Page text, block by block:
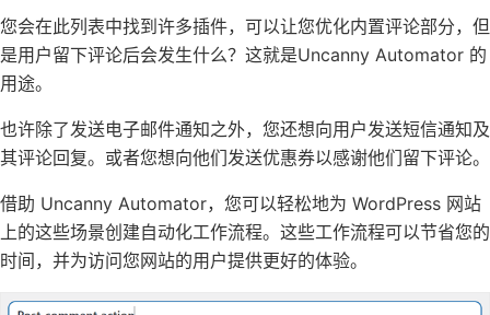
您会在此列表中找到许多插件，可以让您优化内置评论部分，但
是用户留下评论后会发生什么？这就是Uncanny Automator 的
用途。
也许除了发送电子邮件通知之外，您还想向用户发送短信通知及
其评论回复。或者您想向他们发送优惠券以感谢他们留下评论。
借助 Uncanny Automator，您可以轻松地为 WordPress 网站
上的这些场景创建自动化工作流程。 这些工作流程可以节省您的
时间，并为访问您网站的用户提供更好的体验。